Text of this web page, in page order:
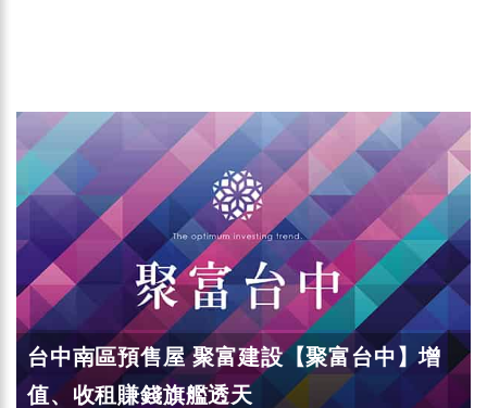
台中南區預售屋 聚富建設【聚富台中】增
值、收租賺錢旗艦透天